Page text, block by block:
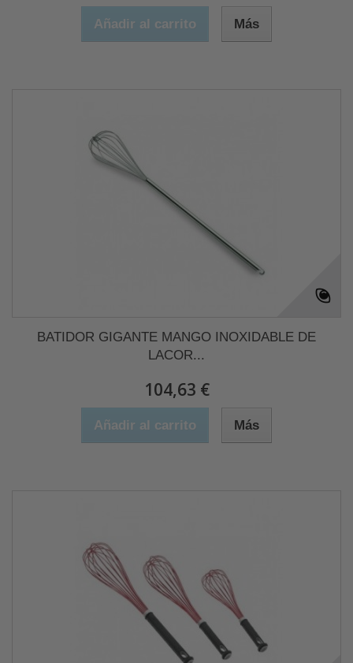
Añadir al carrito Más
BATIDOR GIGANTE MANGO INOXIDABLE DE
LACOR...
104,63 €
Añadir al carrito Más